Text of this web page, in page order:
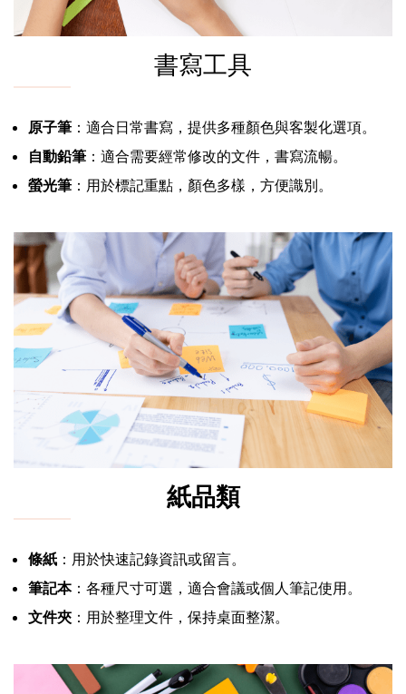
書寫工具
原子筆 ：適合日常書寫，提供多種顏色與客製化選項。
自動鉛筆 ：適合需要經常修改的文件，書寫流暢。
螢光筆 ：用於標記重點，顏色多樣，方便識別。
紙品類
條紙 ：用於快速記錄資訊或留言。
筆記本：各種尺寸可選，適合會議或個人筆記使用。
文件夾 ：用於整理文件，保持桌面整潔。